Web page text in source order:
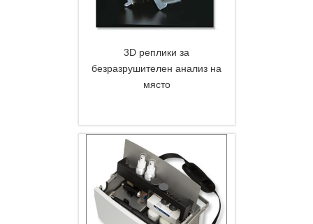
3D реплики за
безразрушителен анализ на
място